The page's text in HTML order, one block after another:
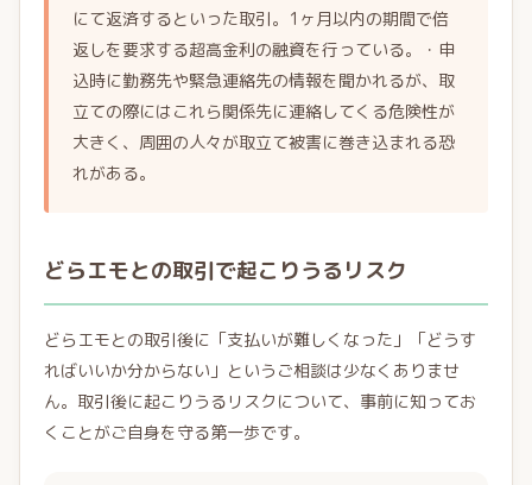
にて返済するといった取引。1ヶ月以内の期間で倍
返しを要求する超高金利の融資を行っている。・申
込時に勤務先や緊急連絡先の情報を聞かれるが、取
立ての際にはこれら関係先に連絡してくる危険性が
大きく、周囲の人々が取立て被害に巻き込まれる恐
れがある。
どらエモとの取引で起こりうるリスク
どらエモとの取引後に「支払いが難しくなった」「どうす
ればいいか分からない」というご相談は少なくありませ
ん。取引後に起こりうるリスクについて、事前に知ってお
くことがご自身を守る第一歩です。